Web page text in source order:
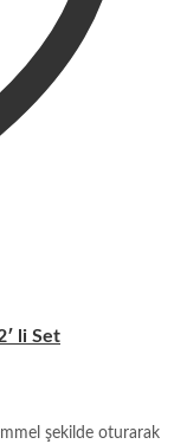
li Set
şekilde oturarak